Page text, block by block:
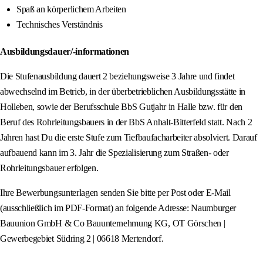
Spaß an körperlichem Arbeiten
Technisches Verständnis
Ausbildungsdauer/-informationen
Die Stufenausbildung dauert 2 beziehungsweise 3 Jahre und findet
abwechselnd im Betrieb, in der überbetrieblichen Ausbildungsstätte in
Holleben, sowie der Berufsschule BbS Gutjahr in Halle bzw. für den
Beruf des Rohrleitungsbauers in der BbS Anhalt-Bitterfeld statt. Nach 2
Jahren hast Du die erste Stufe zum Tiefbaufacharbeiter absolviert. Darauf
aufbauend kann im 3. Jahr die Spezialisierung zum Straßen- oder
Rohrleitungsbauer erfolgen.
Ihre Bewerbungsunterlagen senden Sie bitte per Post oder E-Mail
(ausschließlich im PDF-Format) an folgende Adresse: Naumburger
Bauunion GmbH & Co Bauunternehmung KG, OT Görschen |
Gewerbegebiet Südring 2 | 06618 Mertendorf.